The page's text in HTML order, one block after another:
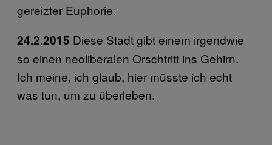
gereizter Euphorie.
24.2.2015 Diese Stadt gibt einem irgendwie
so einen neoliberalen Orschtritt ins Gehirn.
Ich meine, ich glaub, hier müsste ich echt
was tun, um zu überleben.